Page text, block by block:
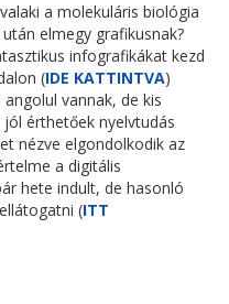
a molekuláris biológia
elmegy grafikusnak?
infografikákat kezd
(IDE KATTINTVA)
vannak, de kis
érthetőek nyelvtudás
nézve elgondolkodik az
a digitális
hete indult, de hasonló
(ITT